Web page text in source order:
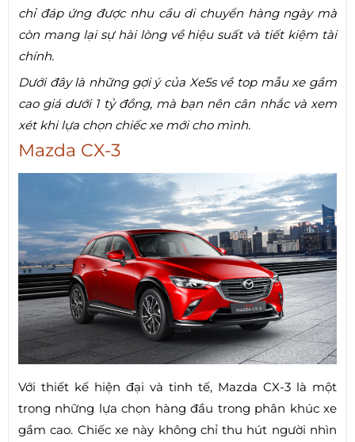
chỉ đáp ứng được nhu cầu di chuyển hàng ngày mà
còn mang lại sự hài lòng về hiệu suất và tiết kiệm tài
chính.
Dưới đây là những gợi ý của Xe5s về top mẫu xe gầm
cao giá dưới 1 tỷ đồng, mà bạn nên cân nhắc và xem
xét khi lựa chọn chiếc xe mới cho mình.
Mazda CX-3
Với thiết kế hiện đại và tinh tế, Mazda CX-3 là một
trong những lựa chọn hàng đầu trong phân khúc xe
gầm cao. Chiếc xe này không chỉ thu hút người nhìn